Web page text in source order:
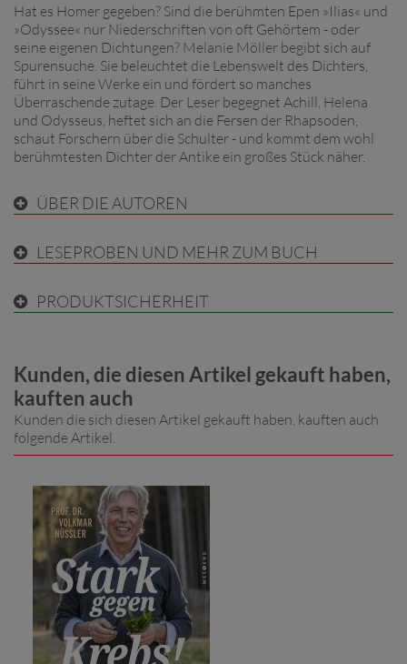
Hat es Homer gegeben? Sind die berühmten Epen »Ilias« und
»Odyssee« nur Niederschriften von oft Gehörtem - oder
seine eigenen Dichtungen? Melanie Möller begibt sich auf
Spurensuche. Sie beleuchtet die Lebenswelt des Dichters,
führt in seine Werke ein und fördert so manches
Überraschende zutage. Der Leser begegnet Achill, Helena
und Odysseus, heftet sich an die Fersen der Rhapsoden,
schaut Forschern über die Schulter - und kommt dem wohl
berühmtesten Dichter der Antike ein großes Stück näher.
ÜBER DIE AUTOREN
LESEPROBEN UND MEHR ZUM BUCH
PRODUKTSICHERHEIT
Kunden, die diesen Artikel gekauft haben,
kauften auch
Kunden die sich diesen Artikel gekauft haben, kauften auch
folgende Artikel.